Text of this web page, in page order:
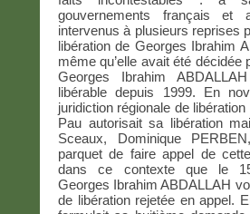
gouvernements français et
intervenus à plusieurs reprises
libération de Georges Ibrahim
même qu’elle avait été décidée
Georges Ibrahim
libérable depuis 1999. En
juridiction régionale de
Pau autorisait sa libération
Sceaux, Dominique
parquet de faire appel de
dans ce contexte que le
Georges Ibrahim ABDALLAH
de libération rejetée en appel.